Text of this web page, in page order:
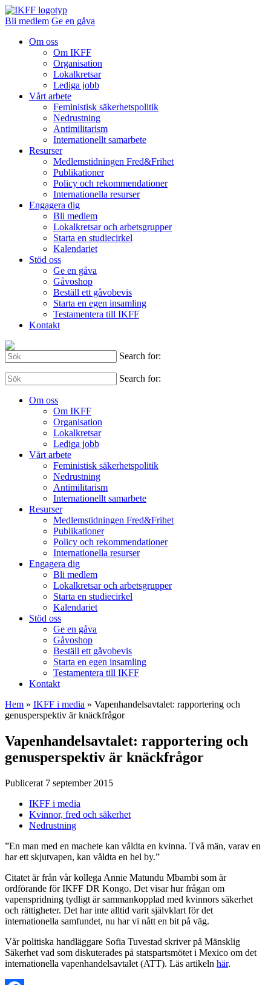
Bli medlem Ge en gåva
Om oss
Om IKFF
Organisation
Lokalkretsar
Lediga jobb
Vårt arbete
Feministisk säkerhetspolitik
Nedrustning
Antimilitarism
Internationellt samarbete
Resurser
Medlemstidningen Fred&Frihet
Publikationer
Policy och rekommendationer
Internationella resurser
Engagera dig
Bli medlem
Lokalkretsar och arbetsgrupper
Starta en studiecirkel
Kalendariet
Stöd oss
Ge en gåva
Gåvoshop
Beställ ett gåvobevis
Starta en egen insamling
Testamentera till IKFF
Kontakt
Search for:
Search for:
Om oss
Om IKFF
Organisation
Lokalkretsar
Lediga jobb
Vårt arbete
Feministisk säkerhetspolitik
Nedrustning
Antimilitarism
Internationellt samarbete
Resurser
Medlemstidningen Fred&Frihet
Publikationer
Policy och rekommendationer
Internationella resurser
Engagera dig
Bli medlem
Lokalkretsar och arbetsgrupper
Starta en studiecirkel
Kalendariet
Stöd oss
Ge en gåva
Gåvoshop
Beställ ett gåvobevis
Starta en egen insamling
Testamentera till IKFF
Kontakt
Hem » IKFF i media » Vapenhandelsavtalet: rapportering och
genusperspektiv är knäckfrågor
Vapenhandelsavtalet: rapportering och
genusperspektiv är knäckfrågor
Publicerat 7 september 2015
IKFF i media
Kvinnor, fred och säkerhet
Nedrustning
”En man med en machete kan våldta en kvinna. Två män, varav en
har ett skjutvapen, kan våldta en hel by.”
Citatet är från vår kollega Annie Matundu Mbambi som är
ordförande för IKFF DR Kongo. Det visar hur frågan om
vapenspridning tydligt är sammankopplad med kvinnors säkerhet
och rättigheter. Det har inte alltid varit självklart för det
internationella samfundet, nu har vi nått en bit på väg.
Vår politiska handläggare Sofia Tuvestad skriver på Mänsklig
Säkerhet vad som diskuterades på statspartsmötet i Mexico om det
internationella vapenhandelsavtalet (ATT). Läs artikeln här.